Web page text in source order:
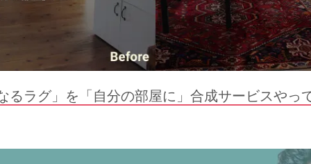
るラグ」を「自分の部屋に」合成サービスやっ